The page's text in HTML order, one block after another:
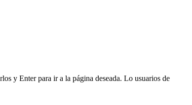
y Enter para ir a la página deseada. Lo usuarios de